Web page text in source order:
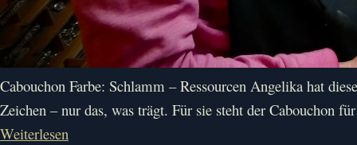
Cabouchon Farbe: Schlamm – Ressourcen Angelika hat
Zeichen – nur das, was trägt. Für sie steht der Cabouchon
Weiterlesen